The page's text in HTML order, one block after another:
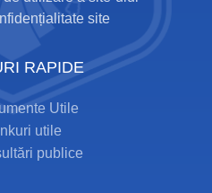
site
RAPIDE
Utile
utile
publice